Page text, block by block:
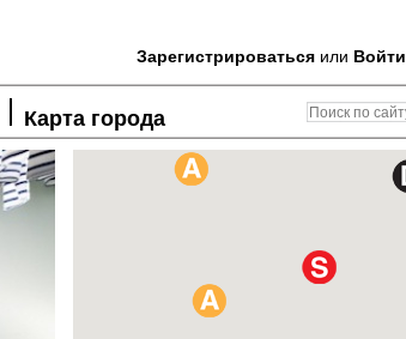
Зарегистрироваться или Войти
Карта города